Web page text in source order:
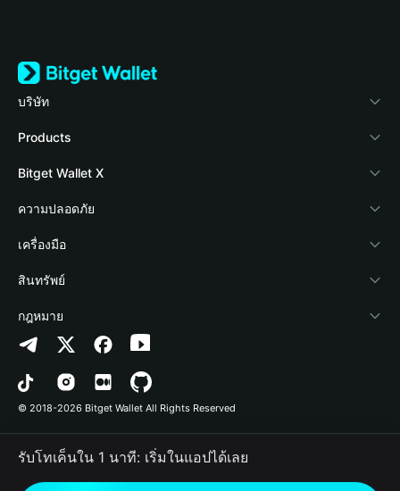
บริษัท
เกี่ยวกับ Bitget Wallet
Blog
Academy
ข่าวสารด้านคริปโต
ศูนย์ช่วยเหลือ
ติดต่อเรา
ทรัพยากรข้อมูลของแบรนด์
อาชีพ
Products
Crypto Card
Stablecoin Earn
Payfi Crypto
Crypto Swap API
Altcoin Season Index
Prediction Markets
DApp
RWA
Bitget Wallet X
นักพัฒนา
เชื่อมต่อ Wallet
Bitget Wallet Pay
ลิสต์โปรเจกต์
ความปลอดภัย
Protection Fund
เทคโนโลยีความปลอดภัย
เครื่องมือ
ซื้อคริปโต
การตรวจจับการอนุญาต
การตรวจจับสัญญา
การโอนเป็นชุด
สินทรัพย์
Arbitrum
Avalanche
Bitcoin
Polygon
กฎหมาย
นโยบายความเป็นส่วนตัว
ข้อตกลงในการใช้บริการ
© 2018-2026 Bitget Wallet All Rights Reserved
รับโทเค็นใน 1 นาที: เริ่มในแอปได้เลย